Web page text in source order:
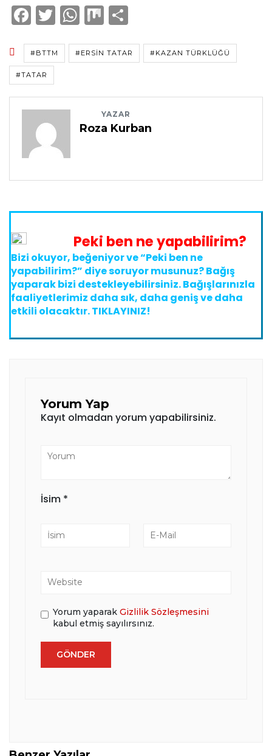
F
a
c
e
b
o
o
k
T
w
it
r
W
h
a
A
p
M
ix
a
#BTTM #ERSIN TATAR #KAZAN TÜRKLÜĞÜ
#TATAR
YAZAR
Roza Kurban
Peki ben ne yapabilirim?
Bizi okuyor, beğeniyor ve“Peki ben ne
yapabilirim?” diye soruyor musunuz? Bağış
yaparak bizi destekleyebilirsiniz. Bağışlarınızla
faaliyetlerimiz daha sık, daha geniş ve daha
etkili olacaktır.TIKLAYINIZ!
Yorum Yap
Kayıt olmadan yorum yapabilirsiniz.
İsim *
Yorum yaparak Gizlilik Sözleşmesini
kabul etmiş sayılırsınız.